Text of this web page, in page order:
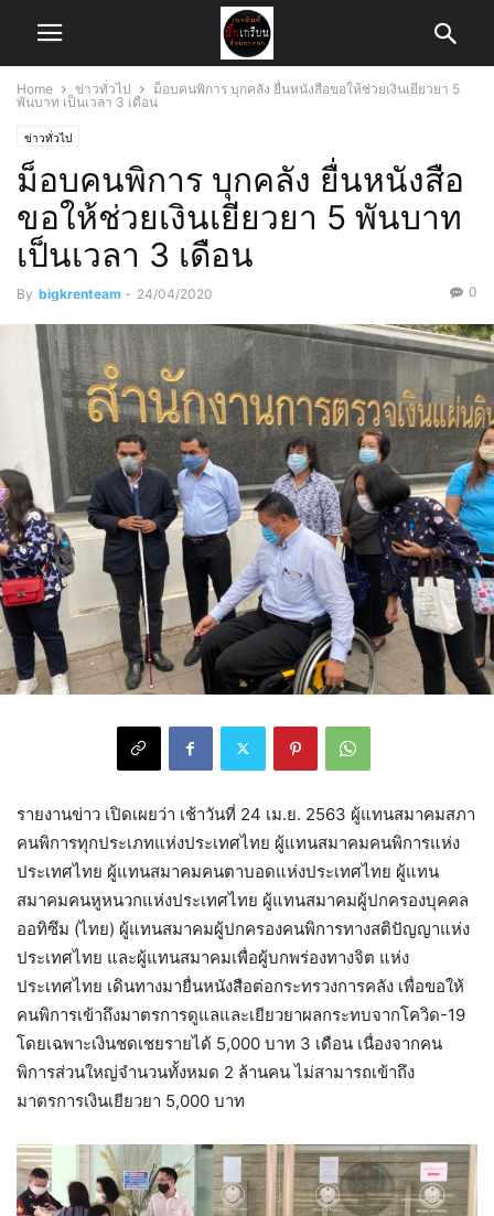
Home ข่าวทั่วไป
ม็อบคนพิการ บุกคลัง ยื่นหนังสือขอให้ช่วยเงินเยียวยา 5
พันบาท เป็นเวลา 3 เดือน
ข่าวทั่วไป
ม็อบคนพิการ บุกคลัง ยื่นหนังสือ
ขอให้ช่วยเงินเยียวยา 5 พันบาท
เป็นเวลา 3 เดือน
By bigkrenteam - 24/04/2020 0
รายงานข่าว เปิดเผยว่า เช้าวันที่ 24 เม.ย. 2563 ผู้แทนสมาคมสภา
คนพิการทุกประเภทแห่งประเทศไทย ผู้แทนสมาคมคนพิการแห่ง
ประเทศไทย ผู้แทนสมาคมคนตาบอดแห่งประเทศไทย ผู้แทน
สมาคมคนหูหนวกแห่งประเทศไทย ผู้แทนสมาคมผู้ปกครองบุคคล
ออทิซึม (ไทย) ผู้แทนสมาคมผู้ปกครองคนพิการทางสติปัญญาแห่ง
ประเทศไทย และผู้แทนสมาคมเพื่อผู้บกพร่องทางจิต แห่ง
ประเทศไทย เดินทางมายื่นหนังสือต่อกระทรวงการคลัง เพื่อขอให้
คนพิการเข้าถึงมาตรการดูแลและเยียวยาผลกระทบจากโควิด-19
โดยเฉพาะเงินชดเชยรายได้ 5,000 บาท 3 เดือน เนื่องจากคน
พิการส่วนใหญ่จำนวนทั้งหมด 2 ล้านคน ไม่สามารถเข้าถึง
มาตรการเงินเยียวยา 5,000 บาท